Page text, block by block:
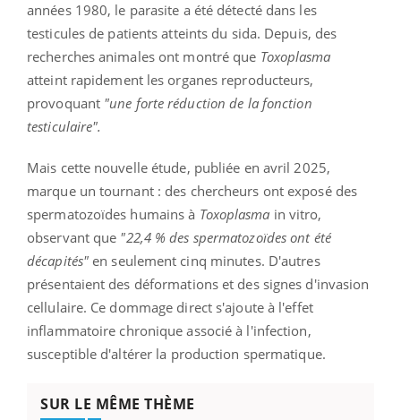
années 1980, le parasite a été détecté dans les
testicules de patients atteints du sida. Depuis, des
recherches animales ont montré que Toxoplasma
atteint rapidement les organes reproducteurs,
provoquant "une forte réduction de la fonction
testiculaire".
Mais cette nouvelle étude, publiée en avril 2025,
marque un tournant : des chercheurs ont exposé des
spermatozoïdes humains à Toxoplasma in vitro,
observant que "22,4 % des spermatozoïdes ont été
décapités" en seulement cinq minutes. D'autres
présentaient des déformations et des signes d'invasion
cellulaire. Ce dommage direct s'ajoute à l'effet
inflammatoire chronique associé à l'infection,
susceptible d'altérer la production spermatique.
SUR LE MÊME THÈME